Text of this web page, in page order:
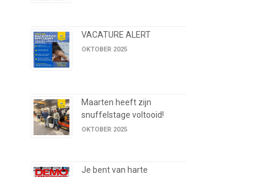
VACATURE ALERT
OKTOBER 2025
Maarten heeft zijn
snuffelstage voltooid!
OKTOBER 2025
Je bent van harte